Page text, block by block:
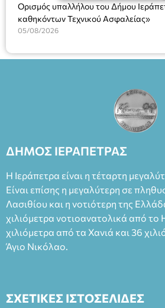
Ορισμός υπαλλήλου του Δήμου
καθηκόντων Τεχνικού Ασφαλείας»
05/08/2026
ΔΗΜΟΣ ΙΕΡΑΠΕΤΡΑΣ
Η Ιεράπετρα είναι η τέταρτη
Είναι επίσης η μεγαλύτερη σε
Λασιθίου και η νοτιότερη της
χιλιόμετρα νοτιοανατολικά από το
χιλιόμετρα από τα Χανιά και 36
Άγιο Νικόλαο.
ΣΧΕΤΙΚΕΣ ΙΣΤΟΣΕΛΙΔΕΣ